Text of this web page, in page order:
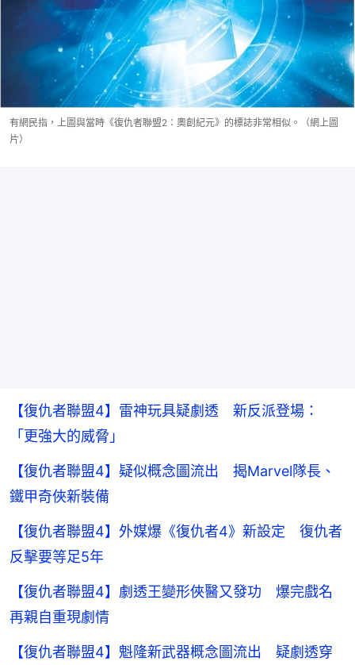
有網民指，上圖與當時《復仇者聯盟2：奧創紀元》的標誌非常相似。（網上圖
片）
【復仇者聯盟4】雷神玩具疑劇透 新反派登場：
「更強大的威脅」
【復仇者聯盟4】疑似概念圖流出 揭Marvel隊長、
鐵甲奇俠新裝備
【復仇者聯盟4】外媒爆《復仇者4》新設定 復仇者
反擊要等足5年
【復仇者聯盟4】劇透王變形俠醫又發功 爆完戲名
再親自重現劇情
【復仇者聯盟4】魁隆新武器概念圖流出 疑劇透穿